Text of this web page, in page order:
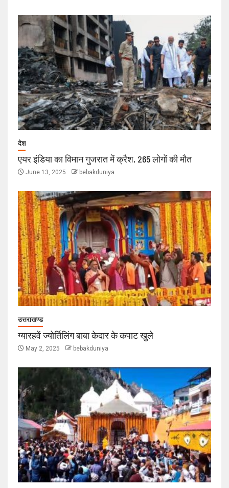
देश
एयर इंडिया का विमान गुजरात में क्रैश, 265 लोगों की मौत
June 13, 2025 bebakduniya
उत्तराखण्ड
ग्यारहवें ज्योर्तिलिंग बाबा केदार के कपाट खुले
May 2, 2025 bebakduniya